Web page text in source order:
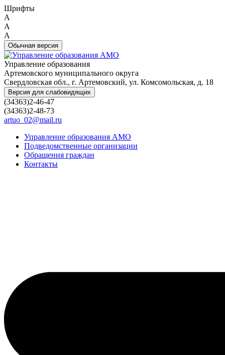
Шрифты
A
A
A
Обычная версия
Управление образования
Артемовского муниципального округа
Свердловская обл., г. Артемовский, ул. Комсомольская, д. 18
Версия для слабовидящих
(34363)2-46-47
(34363)2-48-73
artuo_02@mail.ru
Управление образования АМО
Подведомственные организации
Обращения граждан
Контакты